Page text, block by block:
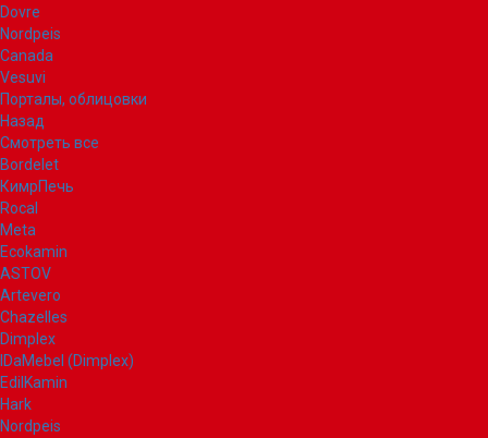
Dovre
Nordpeis
Canada
Vesuvi
Порталы, облицовки
Назад
Смотреть все
Bordelet
КимрПечь
Rocal
Meta
Ecokamin
ASTOV
Artevero
Chazelles
Dimplex
IDaMebel (Dimplex)
EdilKamin
Hark
Nordpeis